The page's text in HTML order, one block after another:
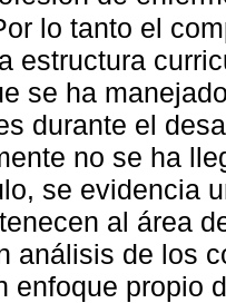
lo tanto el
estructura
se ha
durante el
no se ha
se evidencia
al área
análisis de los
enfoque propio